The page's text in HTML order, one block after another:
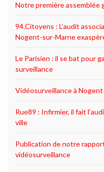
Notre première assemblée
94.Citoyens : L’audit
Nogent-sur-Marne
Le Parisien : il se bat pour
surveillance
Vidéosurveillance à
Rue89 : Infirmier, il fait
ville
Publication de notre
vidéosurveillance